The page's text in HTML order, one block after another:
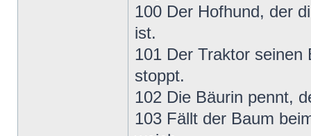
100 Der Hofhund, der
ist.
101 Der Traktor
stoppt.
102 Die Bäurin pennt,
103 Fällt der Baum